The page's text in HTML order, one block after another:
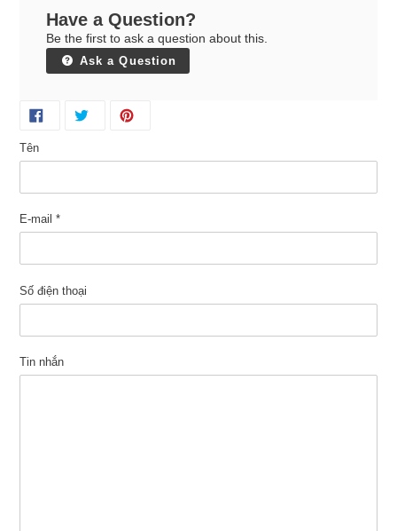
Have a Question?
Be the first to ask a question about this.
Ask a Question
Tên
E-mail *
Số điện thoại
Tin nhắn